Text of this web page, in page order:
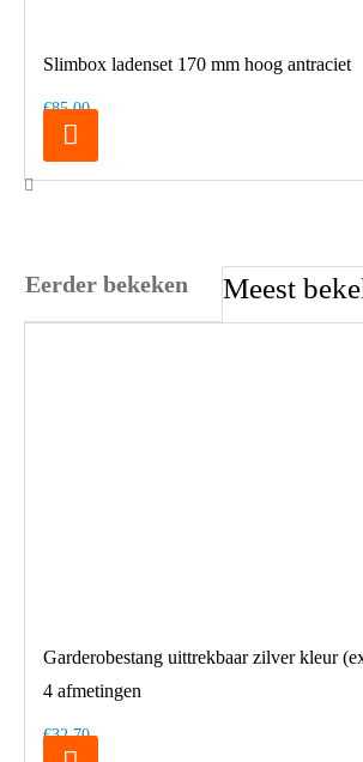
Slimbox ladenset 170 mm hoog antraciet
€85,00
Eerder bekeken Meest
Garderobestang uittrekbaar zilver kleur
4 afmetingen
€32,70